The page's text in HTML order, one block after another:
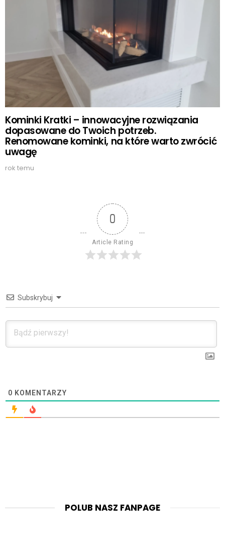
Kominki Kratki – innowacyjne rozwiązania
dopasowane do Twoich potrzeb.
Renomowane kominki, na które warto zwrócić
uwagę
rok temu
0
Article Rating
Subskrybuj
0 KOMENTARZY
POLUB NASZ FANPAGE